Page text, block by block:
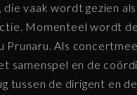
die vaak wordt gezien
Momenteel wordt
Prunaru. Als
samenspel en de
tussen de dirigent en